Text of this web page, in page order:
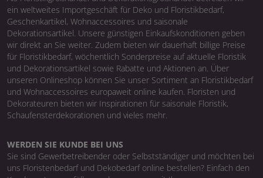
ein weltweites Importgeschäft für Deko und Floristikbedarf,
Geschenkartikel, Wohnaccessoires und saisonale
Dekorationsartikel. Unsere günstigen Einkaufskonditionen geben
wir direkt an Sie weiter. Zudem bieten wir dauerhaft billige Preise
für Floristikbedarf, wöchentlich Sonderpreise auf aktuelle Floristik
und Dekorationsartikel sowie Rabatte und Aktionen an. Über
unseren Onlineshop können Sie unser Sortiment an Floristikbedarf
und Wohnaccessoires europaweit online kaufen. Floristen und
Dekorateuren bieten wir Inspirationen für saisonale Floristik,
Schaufensterdekorationen und vieles mehr.
WERDEN SIE KUNDE BEI UNS
Sie sind Gewerbetreibender oder Selbstständiger und möchten bei
uns Floristenbedarf und Dekobedarf online bestellen? Einfach den